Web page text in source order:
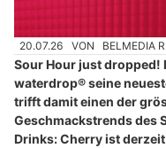
20.07.26 VON BELMEDIA
Sour Hour just dropped!
waterdrop® seine
trifft damit einen der
Geschmackstrends des
Drinks: Cherry ist